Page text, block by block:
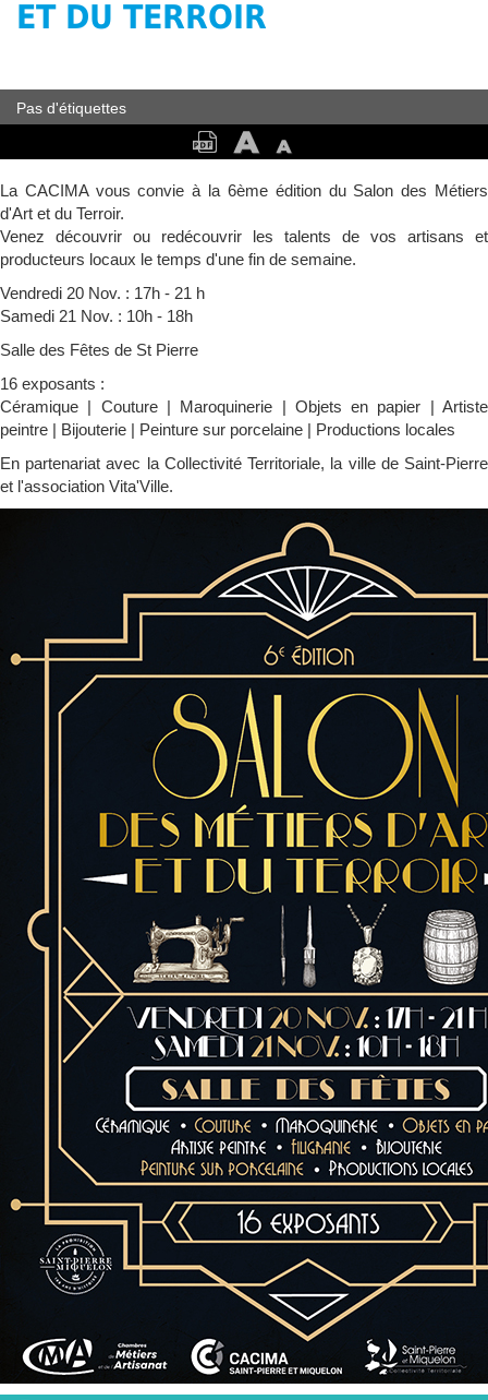
ET DU TERROIR
Pas d'étiquettes
La CACIMA vous convie à la 6ème édition du Salon des Métiers
d'Art et du Terroir.
Venez découvrir ou redécouvrir les talents de vos artisans et
producteurs locaux le temps d'une fin de semaine.
Vendredi 20 Nov. : 17h - 21 h
Samedi 21 Nov. : 10h - 18h
Salle des Fêtes de St Pierre
16 exposants :
Céramique | Couture | Maroquinerie | Objets en papier | Artiste
peintre | Bijouterie | Peinture sur porcelaine | Productions locales
En partenariat avec la Collectivité Territoriale, la ville de Saint-Pierre
et l'association Vita'Ville.